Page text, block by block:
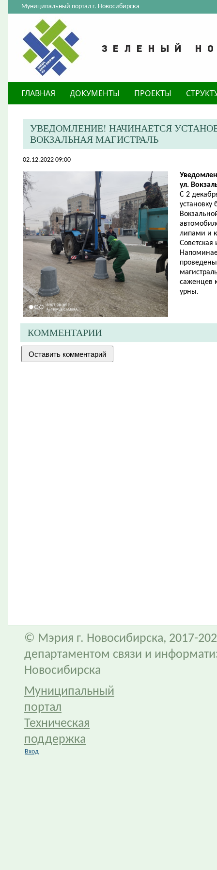
Муниципальный портал г. Новосибирска
ГЛАВНАЯ ДОКУМЕНТЫ ПРОЕКТЫ
​УВЕДОМЛЕНИЕ! НАЧИНАЕТСЯ
ВОКЗАЛЬНАЯ МАГИСТРАЛЬ
02.12.2022 09:00
ул.
С 2
установку
липами и
Советская
проведены
саженцев
урны.
КОММЕНТАРИИ
© Мэрия г. Новосибирска, 2017-
департаментом связи и
Новосибирска
Муниципальный
портал
Техническая
поддержка
Вход